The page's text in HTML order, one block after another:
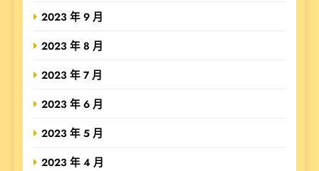
2023 年 9 月
2023 年 8 月
2023 年 7 月
2023 年 6 月
2023 年 5 月
2023 年 4 月